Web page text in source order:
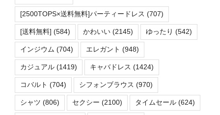
[2500TOPS×送料無料]パーティードレス (707)
[送料無料] (584) かわいい (2145) ゆったり (542)
インジウム (704) エレガント (948)
カジュアル (1419) キャバドレス (1424)
コバルト (704) シフォンブラウス (970)
シャツ (806) セクシー (2100) タイムセール (624)